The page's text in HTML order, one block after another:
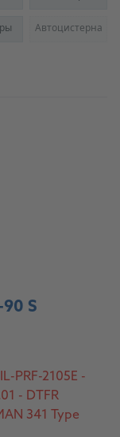
Автоцистерна
(Not
90 S
PRF-2105E -
- DTFR
341 Type